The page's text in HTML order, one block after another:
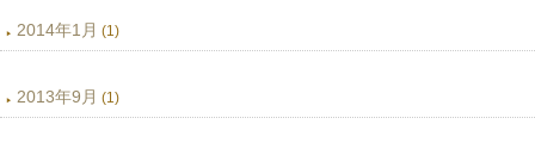
2014年1月 (1)
2013年9月 (1)